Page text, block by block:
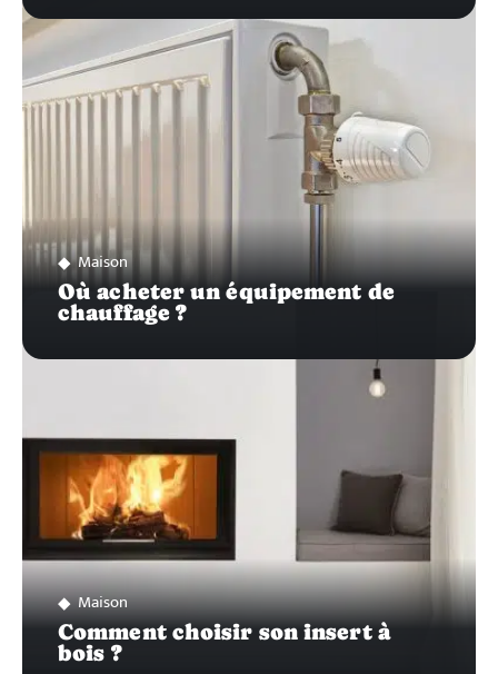
Maison
Où acheter un équipement de
chauffage ?
Maison
Comment choisir son insert à
bois ?